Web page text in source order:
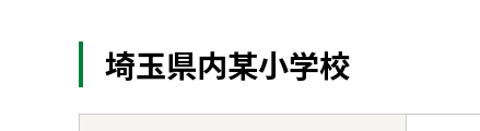
埼玉県内某小学校